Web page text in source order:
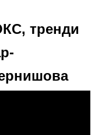
тренди